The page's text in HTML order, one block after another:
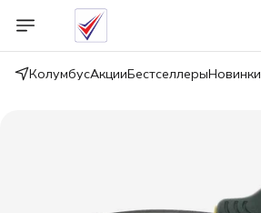
КолумбусАкцииБестселлерыНовинки